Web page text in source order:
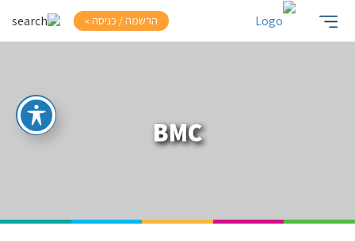
הרשמה / כניסה »
BMC